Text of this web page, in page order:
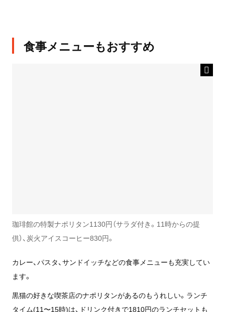
食事メニューもおすすめ
珈琲館の特製ナポリタン1130円（サラダ付き。11時からの提
供）、炭火アイスコーヒー830円。
カレー、パスタ、サンドイッチなどの食事メニューも充実してい
ます。
黒猫の好きな喫茶店のナポリタンがあるのもうれしい。ランチ
タイム(11〜15時)は、ドリンク付きで1810円のランチセットも